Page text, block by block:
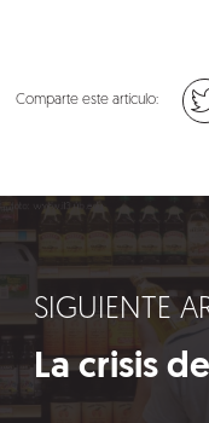
Comparte este artículo:
SIGUIENTE
La crisis